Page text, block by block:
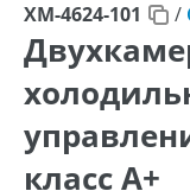
ХМ-4624-101 /
класс A+